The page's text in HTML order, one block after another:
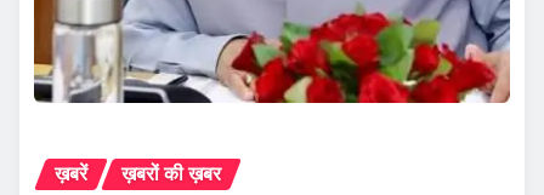
ख़बरें ख़बरों की ख़बर